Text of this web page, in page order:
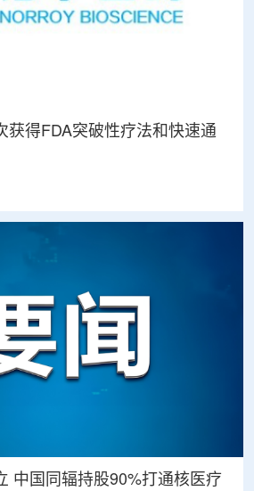
获得FDA突破性疗法和快速通
中国同辐持股90%打通核医疗